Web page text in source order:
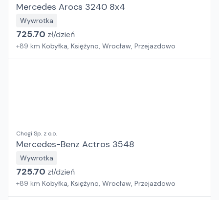
Mercedes Arocs 3240 8x4
Wywrotka
725.70 zł/dzień
+89 km Kobyłka, Księżyno, Wrocław, Przejazdowo
Chogi Sp. z o.o.
Mercedes-Benz Actros 3548
Wywrotka
725.70 zł/dzień
+89 km Kobyłka, Księżyno, Wrocław, Przejazdowo